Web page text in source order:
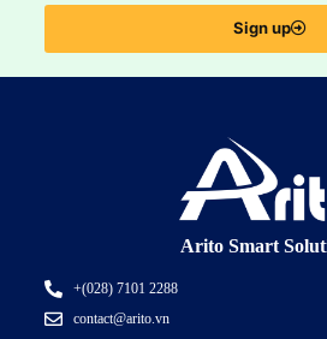
Sign up
Arito Smart
+(028) 7101 2288
contact@arito.vn